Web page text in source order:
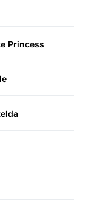
Princess